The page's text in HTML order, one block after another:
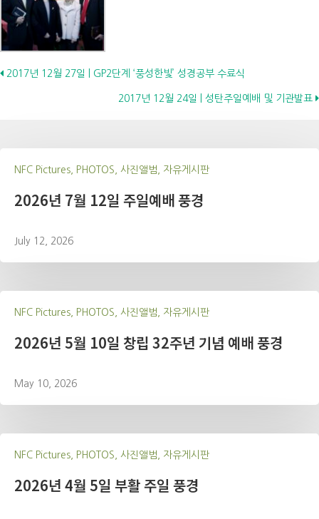
Posts
2017년 12월 27일 | GP2단계 ‘풍성한빛’ 성경공부 수료식
2017년 12월 24일 | 성탄주일예배 및 기관발표
NFC Pictures, PHOTOS, 사진앨범, 자유게시판
2026년 7월 12일 주일예배 풍경
July 12, 2026
NFC Pictures, PHOTOS, 사진앨범, 자유게시판
2026년 5월 10일 창립 32주년 기념 예배 풍경
May 10, 2026
NFC Pictures, PHOTOS, 사진앨범, 자유게시판
2026년 4월 5일 부활 주일 풍경